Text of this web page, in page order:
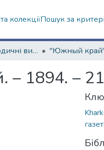
колекціїПошук за
Харківські періодичні видання
1894. –